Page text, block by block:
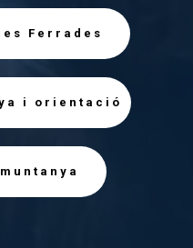
Ferrades
i orientació